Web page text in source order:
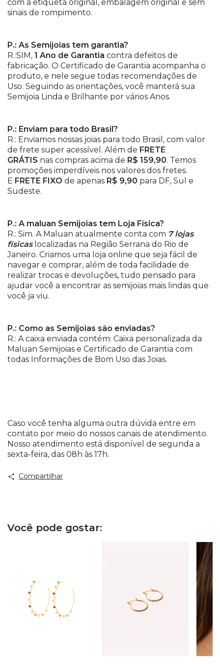
com a etiqueta original, embalagem original e sem
sinais de rompimento.
P.: As Semijoias tem garantia?
R.:SIM, 1 Ano de Garantia contra defeitos de
fabricação. O Certificado de Garantia acompanha o
produto, e nele segue todas recomendações de
Uso. Seguindo as orientações, você manterá sua
Semijoia Linda e Brilhante por vários Anos.
P.: Enviam para todo Brasil?
R.: Enviamos nossas joias para todo Brasil, com valor
de frete super acessível. Além de FRETE
GRÁTIS nas compras acima de R$ 159,90. Temos
promoções imperdíveis nos valores dos fretes.
E FRETE FIXO de apenas R$ 9,90 para DF, Sul e
Sudeste.
P.: A maluan Semijoias tem Loja Física?
R.: Sim. A Maluan atualmente conta com 7 lojas
físicaslocalizadas na Região Serrana do Rio de
Janeiro. Criamos uma loja online que seja fácil de
navegar e comprar, além de toda facilidade de
realizar trocas e devoluções, tudo pensado para
ajudar você a encontrar as semijoias mais lindas que
você ja viu.
P.: Como as Semijoias são enviadas?
R.: A caixa enviada contém: Caixa personalizada da
Maluan Semijoias e Certificado de Garantia com
todas Informações de Bom Uso das Joias.
Caso você tenha alguma outra dúvida entre em
contato por meio do nossos canais de atendimento.
Nosso atendimento está disponível de segunda a
sexta-feira, das 08h às 17h.
Compartilhar
Você pode gostar: